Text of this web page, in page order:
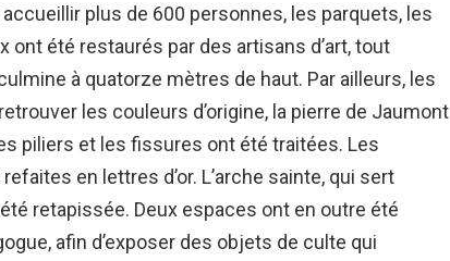
accueillir plus de 600 personnes, les parquets, les
ont été restaurés par des artisans d’art, tout
à quatorze mètres de haut. Par ailleurs, les
les couleurs d’origine, la pierre de Jaumont
piliers et les fissures ont été traitées. Les
en lettres d’or. L’arche sainte, qui sert
retapissée. Deux espaces ont en outre été
afin d’exposer des objets de culte qui